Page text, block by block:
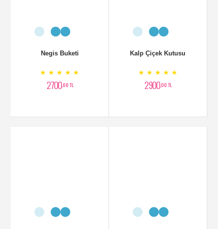
Negis Buketi
★ ★ ★ ★ ★
2700,00 TL
Kalp Çiçek Kutusu
★ ★ ★ ★ ★
2900,00 TL